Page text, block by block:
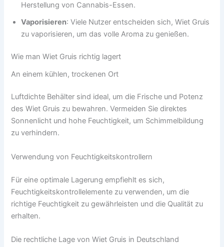
Herstellung von Cannabis-Essen.
Vaporisieren: Viele Nutzer entscheiden sich, Wiet Gruis
zu vaporisieren, um das volle Aroma zu genießen.
Wie man Wiet Gruis richtig lagert
An einem kühlen, trockenen Ort
Luftdichte Behälter sind ideal, um die Frische und Potenz
des Wiet Gruis zu bewahren. Vermeiden Sie direktes
Sonnenlicht und hohe Feuchtigkeit, um Schimmelbildung
zu verhindern.
Verwendung von Feuchtigkeitskontrollern
Für eine optimale Lagerung empfiehlt es sich,
Feuchtigkeitskontrollelemente zu verwenden, um die
richtige Feuchtigkeit zu gewährleisten und die Qualität zu
erhalten.
Die rechtliche Lage von Wiet Gruis in Deutschland